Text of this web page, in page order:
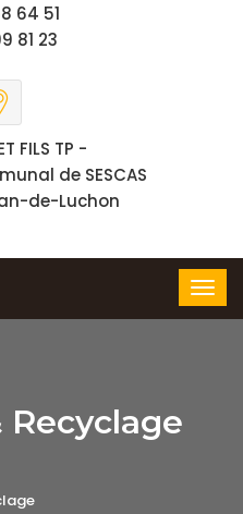
64 51
81 23
FILS TP -
de SESCAS
de-Luchon
Recyclage